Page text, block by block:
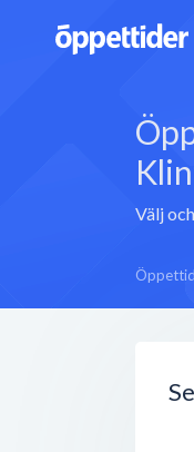
Välj